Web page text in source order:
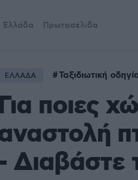
Ελλάδα Πρωτοσέλιδα
ΕΛΛΑΔΑ Ταξιδιωτική
Για ποιες
Διαβάστε